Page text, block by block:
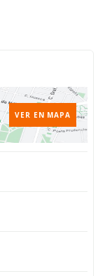
VER EN MAPA